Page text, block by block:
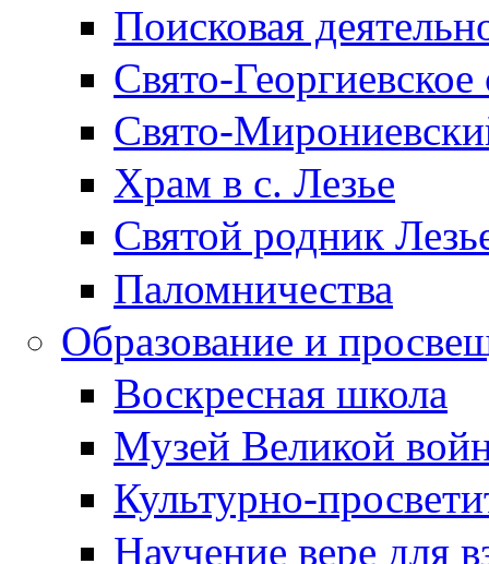
Поисковая
Свято-Георгиевское
Свято-
Храм в с. Лезье
Святой родник
Паломничества
Образование и
Воскресная школа
Музей Великой
Культурно-
Научение вере для